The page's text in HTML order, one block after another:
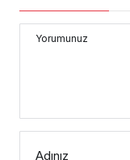
Yorumunuz
Adınız